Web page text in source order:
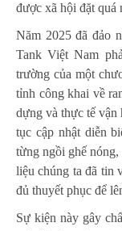
được xã hội đặt quá
Năm 2025 đã đảo
Tank Việt Nam
trường của một
tỉnh công khai về
dựng và thực tế vận
tục cập nhật diễn
từng ngồi ghế
liệu chúng ta đã tin
đủ thuyết phục để
Sự kiện này gây